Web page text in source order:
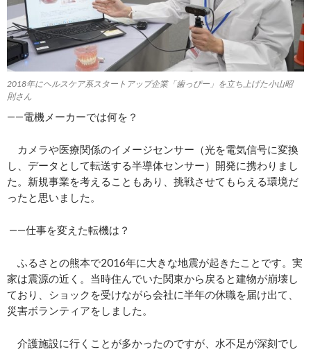
2018年にヘルスケア系スタートアップ企業「歯っぴー」を立ち上げた小山昭
則さん
――電機メーカーでは何を？
カメラや医療関係のイメージセンサー（光を電気信号に変換
し、データとして転送する半導体センサー）開発に携わりまし
た。新規事業を考えることもあり、挑戦させてもらえる環境だ
ったと思いました。
――仕事を変えた転機は？
ふるさとの熊本で2016年に大きな地震が起きたことです。実
家は震源の近く。当時住んでいた関東から戻ると建物が崩壊し
ており、ショックを受けながら会社に半年の休職を届け出て、
災害ボランティアをしました。
介護施設に行くことが多かったのですが、水不足が深刻でし